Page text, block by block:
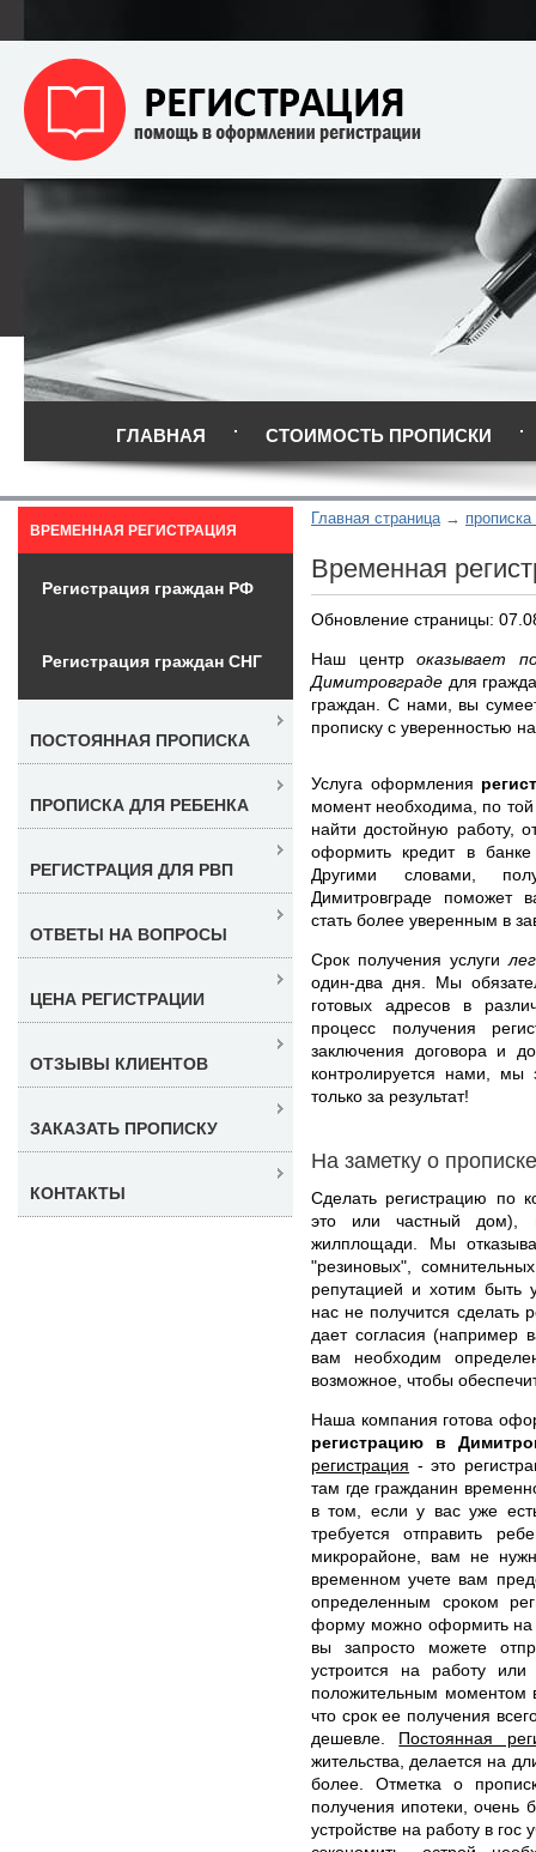
ГЛАВНАЯ СТОИМОСТЬ ПРОПИСКИ
Главная страница
Временная
Обновление страницы:
Наш центроказывает
Димитровграде для
граждан. С нами, вы
прописку с уверенностью
Услуга оформления
момент необходима, по
найти достойную работу,
оформить кредит в
Другими словами,
Димитровграде поможет
стать более уверенным в
Срок получения услуги
один-два дня. Мы
готовых адресов в
процесс получения
заключения договора и
контролируется нами,
только за результат!
На заметку о прописке
Сделать регистрацию по
это или частный дом),
жилплощади. Мы
"резиновых",
репутацией и хотим быть
нас не получится сделать
дает согласия (например
вам необходим
возможное, чтобы
Наша компания готова
регистрацию в
регистрация - это
там где гражданин
в том, если у вас уже
требуется отправить
микрорайоне, вам не
временном учете вам
определенным сроком
форму можно оформить на
вы запросто можете
устроится на работу
положительным моментом
что срок ее получения
дешевле. Постоянная
жительства, делается на
более. Отметка о
получения ипотеки, очень
устройстве на работу в
ВРЕМЕННАЯ РЕГИСТРАЦИЯ
Регистрация граждан РФ
Регистрация граждан СНГ
ПОСТОЯННАЯ ПРОПИСКА
ПРОПИСКА ДЛЯ РЕБЕНКА
РЕГИСТРАЦИЯ ДЛЯ РВП
ОТВЕТЫ НА ВОПРОСЫ
ЦЕНА РЕГИСТРАЦИИ
ОТЗЫВЫ КЛИЕНТОВ
ЗАКАЗАТЬ ПРОПИСКУ
КОНТАКТЫ